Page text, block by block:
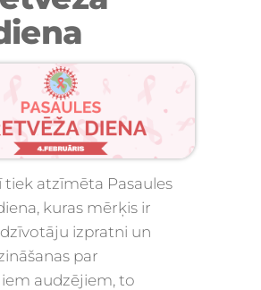
tiek atzīmēta Pasaules
, kuras mērķis ir
izpratni un
par
audzējiem, to